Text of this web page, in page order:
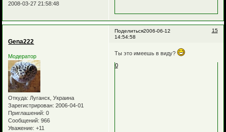
2008-03-27 21:58:48
Поделиться 15
2006-06-12
14:54:58
Gena222
Модератор
Откуда: Луганск, Украина
Зарегистрирован: 2006-04-01
Приглашений: 0
Сообщений: 966
Уважение: +11
Ты это имеешь в виду?
0